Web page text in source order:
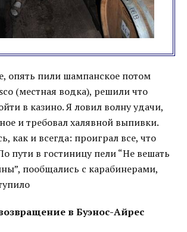
опять пили шампанское потом
(местная водка), решили что
в казино. Я ловил волну удачи,
и требовал халявной выпивки.
как и всегда: проиграл все, что
пути в гостиницу пели “Не вешать
пообщались с карабинерами,
в Буэнос-Айрес